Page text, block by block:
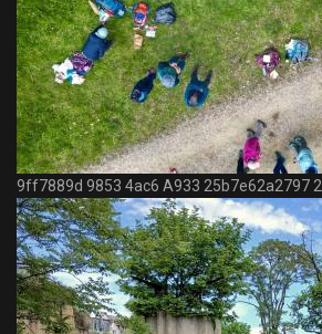
9ff7889d 9853 4ac6 A933 25b7e62a2797 2